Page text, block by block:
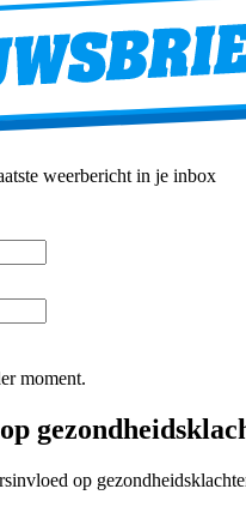
weerbericht in je inbox
moment.
op